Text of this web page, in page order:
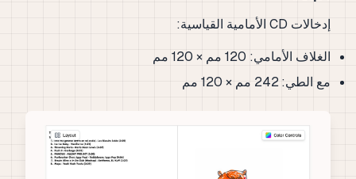
إدخالات CD الأمامية القياسية:
الغلاف الأمامي: 120 مم × 120 مم
مع الطي: 242 مم × 120 مم